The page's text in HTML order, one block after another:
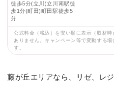
徒歩5分(立川)立川南駅徒
歩1分(町田)町田駅徒歩5
分
公式料金（税込）を安い順に表示（取材
ありません。キャンペーン等で変動する
す。
藤が丘エリアなら、リゼ、レ